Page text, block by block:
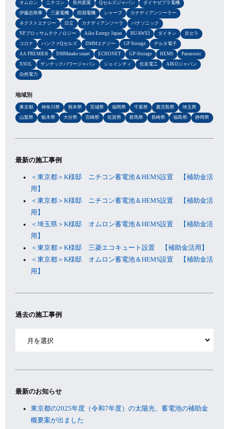
オムロン ニチコン 長州産業 Qセルズジャパン
ダイヤゼブラ電機
伊藤忠商事
三菱電機 田淵電機 シャープ
カナディアンソーラー
ネクストエナジー
日立 カナディアンソーラ
パナソニック
NFブロッサムテクノロジー
Aiko Energy Japan HUAWEI ダイキン
京セラ
コロナ
ハンファQセルズ DMMエナジー GP Storage
デルタ電子
AA PREMIER
DMMmake smart ECHONET GP-Storage HEMS
Panasonic
XSOL
サンテックパワージャパン ジェイシティ 住友電工
AIKOジャパン
自然電力
地域別
東京都 神奈川県 熊本県 茨城県 福岡県 千葉県 鹿児島県
埼玉県
山梨県
栃木県 大分県 宮崎県 佐賀県 群馬県 長崎県 福島県 静岡県
最新の施工事例
＜東京都＞K様邸 ニチコン蓄電池＆HEMS設置 【補助金活
用】
＜東京都＞K様邸 ニチコン蓄電池＆HEMS設置 【補助金活
用】
＜埼玉県＞K様邸 オムロン蓄電池＆HEMS設置 【補助金活
用】
＜東京都＞K様邸 三菱エコキュート設置 【補助金活用】
＜東京都＞K様邸 オムロン蓄電池＆HEMS設置 【補助金活
用】
過去の施工事例
最新のお知らせ
東京都の2025年度（令和7年度）の太陽光、蓄電池の補助金
概要案が出ました